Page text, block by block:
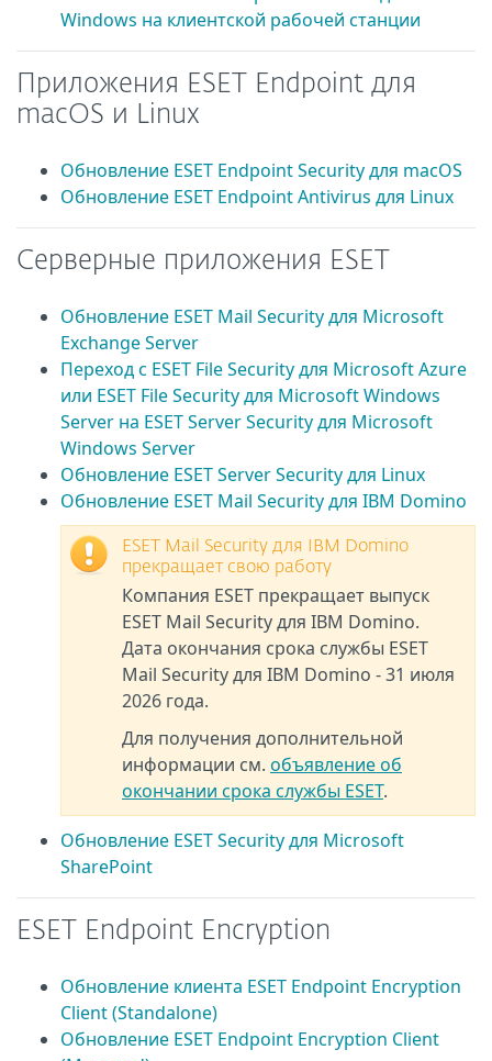
Windows на клиентской рабочей станции
Приложения ESET Endpoint для
macOS и Linux
Обновление ESET Endpoint Security для macOS
Обновление ESET Endpoint Antivirus для Linux
Серверные приложения ESET
Обновление ESET Mail Security для Microsoft
Exchange Server
Переход с ESET File Security для Microsoft Azure
или ESET File Security для Microsoft Windows
Server на ESET Server Security для Microsoft
Windows Server
Обновление ESET Server Security для Linux
Обновление ESET Mail Security для IBM Domino
ESET Mail Security для IBM Domino
прекращает свою работу
Компания ESET прекращает выпуск
ESET Mail Security для IBM Domino.
Дата окончания срока службы ESET
Mail Security для IBM Domino - 31 июля
2026 года.
Для получения дополнительной
информации см. объявление об
окончании срока службы ESET.
Обновление ESET Security для Microsoft
SharePoint
ESET Endpoint Encryption
Обновление клиента ESET Endpoint Encryption
Client (Standalone)
Обновление ESET Endpoint Encryption Client